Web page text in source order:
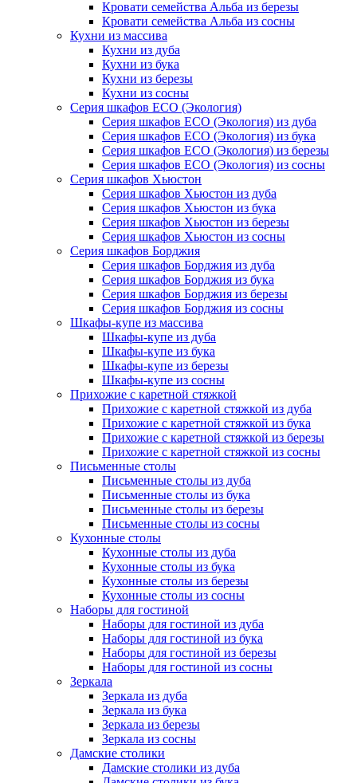
Кровати семейства Альба из березы
Кровати семейства Альба из сосны
Кухни из массива
Кухни из дуба
Кухни из бука
Кухни из березы
Кухни из сосны
Серия шкафов ECO (Экология)
Серия шкафов ECO (Экология) из дуба
Серия шкафов ECO (Экология) из бука
Серия шкафов ECO (Экология) из березы
Серия шкафов ECO (Экология) из сосны
Серия шкафов Хьюстон
Серия шкафов Хьюстон из дуба
Серия шкафов Хьюстон из бука
Серия шкафов Хьюстон из березы
Серия шкафов Хьюстон из сосны
Серия шкафов Борджия
Серия шкафов Борджия из дуба
Серия шкафов Борджия из бука
Серия шкафов Борджия из березы
Серия шкафов Борджия из сосны
Шкафы-купе из массива
Шкафы-купе из дуба
Шкафы-купе из бука
Шкафы-купе из березы
Шкафы-купе из сосны
Прихожие с каретной стяжкой
Прихожие с каретной стяжкой из дуба
Прихожие с каретной стяжкой из бука
Прихожие с каретной стяжкой из березы
Прихожие с каретной стяжкой из сосны
Письменные столы
Письменные столы из дуба
Письменные столы из бука
Письменные столы из березы
Письменные столы из сосны
Кухонные столы
Кухонные столы из дуба
Кухонные столы из бука
Кухонные столы из березы
Кухонные столы из сосны
Наборы для гостиной
Наборы для гостиной из дуба
Наборы для гостиной из бука
Наборы для гостиной из березы
Наборы для гостиной из сосны
Зеркала
Зеркала из дуба
Зеркала из бука
Зеркала из березы
Зеркала из сосны
Дамские столики
Дамские столики из дуба